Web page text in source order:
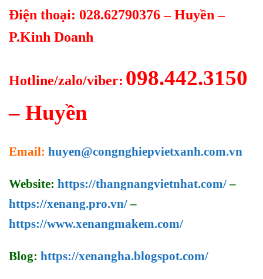
Điện thoại: 028.62790376 – Huyền –
P.Kinh Doanh
Hotline/zalo/viber: 098.442.3150
– Huyền
Email: huyen@congnghiepvietxanh.com.vn
Website: https://thangnangvietnhat.com/–
https://xenang.pro.vn/–
https://www.xenangmakem.com/
Blog: https://xenangha.blogspot.com/